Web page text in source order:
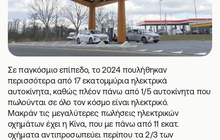
Σε παγκόσμιο επίπεδο, το 2024 πουλήθηκαν
περισσότερα από 17 εκατομμύρια ηλεκτρικά
αυτοκίνητα, καθώς πλέον πάνω από 1/5 αυτοκίνητα που
πωλούνται σε όλο τον κόσμο είναι ηλεκτρικό.
Μακράν τις μεγαλύτερες πωλήσεις ηλεκτρικών
οχημάτων έχει η Κίνα, που με πάνω από 11 εκατ.
οχήματα αντιπροσωπεύει περίπου τα 2/3 των